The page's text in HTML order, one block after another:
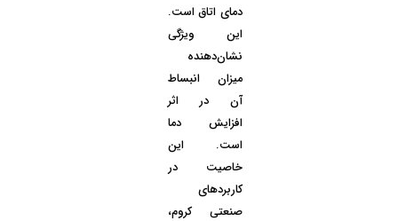
دمای اتاق است.
این ویژگی
نشان‌دهنده
میزان انبساط
آن در اثر
افزایش دما
است. این
خاصیت در
کاربردهای
صنعتی کروم،